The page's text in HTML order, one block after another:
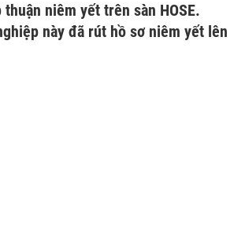
niêm yết trên sàn HOSE.
này đã rút hồ sơ niêm yết lên